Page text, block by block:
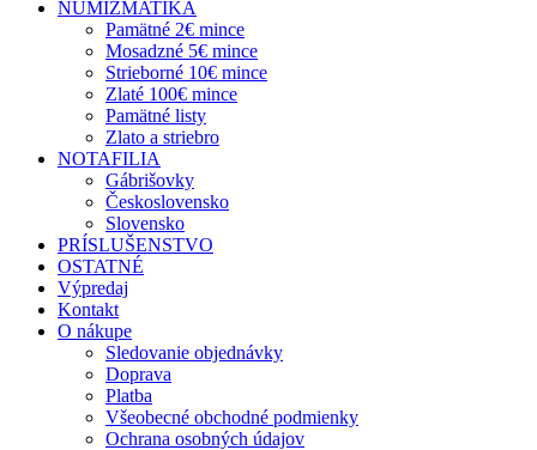
NUMIZMATIKA
Pamätné 2€ mince
Mosadzné 5€ mince
Strieborné 10€ mince
Zlaté 100€ mince
Pamätné listy
Zlato a striebro
NOTAFILIA
Gábrišovky
Československo
Slovensko
PRÍSLUŠENSTVO
OSTATNÉ
Výpredaj
Kontakt
O nákupe
Sledovanie objednávky
Doprava
Platba
Všeobecné obchodné podmienky
Ochrana osobných údajov